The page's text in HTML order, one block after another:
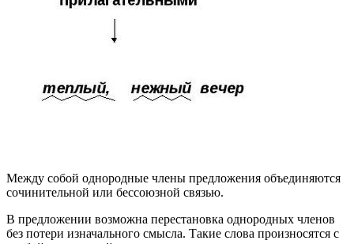
Между собой однородные члены предложения объединяются
сочинительной или бессоюзной связью.
В предложении возможна перестановка однородных членов
без потери изначального смысла. Такие слова произносятся с